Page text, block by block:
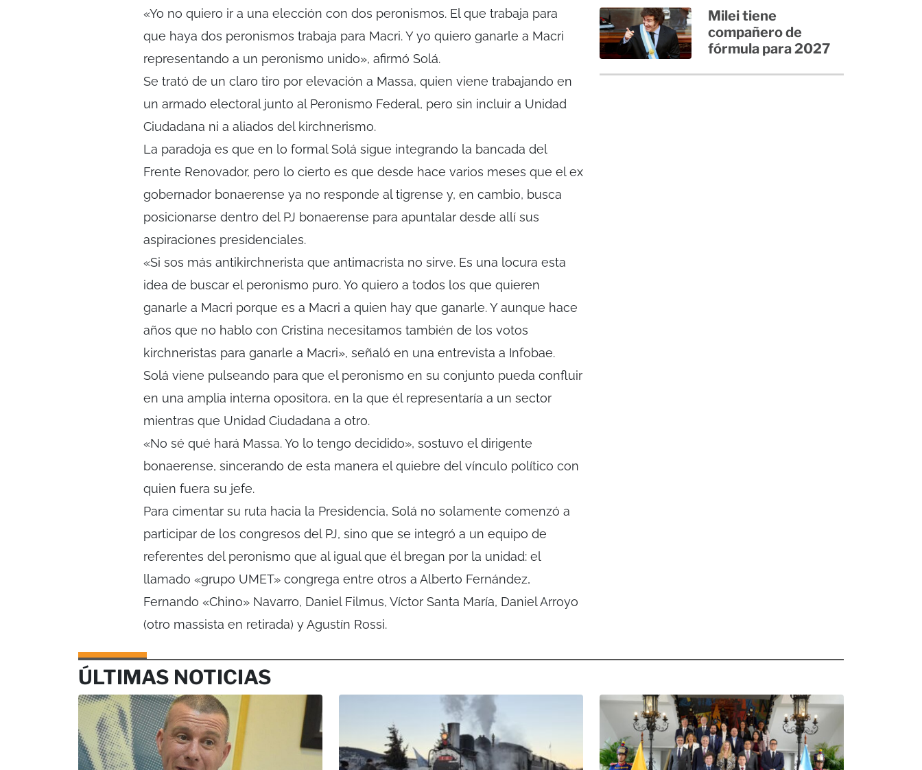
«Yo no quiero ir a una elección con dos peronismos. El que trabaja para
que haya dos peronismos trabaja para Macri. Y yo quiero ganarle a Macri
representando a un peronismo unido», afirmó Solá.
Se trató de un claro tiro por elevación a Massa, quien viene trabajando en
un armado electoral junto al Peronismo Federal, pero sin incluir a Unidad
Ciudadana ni a aliados del kirchnerismo.
La paradoja es que en lo formal Solá sigue integrando la bancada del
Frente Renovador, pero lo cierto es que desde hace varios meses que el ex
gobernador bonaerense ya no responde al tigrense y, en cambio, busca
posicionarse dentro del PJ bonaerense para apuntalar desde allí sus
aspiraciones presidenciales.
«Si sos más antikirchnerista que antimacrista no sirve. Es una locura esta
idea de buscar el peronismo puro. Yo quiero a todos los que quieren
ganarle a Macri porque es a Macri a quien hay que ganarle. Y aunque hace
años que no hablo con Cristina necesitamos también de los votos
kirchneristas para ganarle a Macri», señaló en una entrevista a Infobae.
Solá viene pulseando para que el peronismo en su conjunto pueda confluir
en una amplia interna opositora, en la que él representaría a un sector
mientras que Unidad Ciudadana a otro.
«No sé qué hará Massa. Yo lo tengo decidido», sostuvo el dirigente
bonaerense, sincerando de esta manera el quiebre del vínculo político con
quien fuera su jefe.
Para cimentar su ruta hacia la Presidencia, Solá no solamente comenzó a
participar de los congresos del PJ, sino que se integró a un equipo de
referentes del peronismo que al igual que él bregan por la unidad: el
llamado «grupo UMET» congrega entre otros a Alberto Fernández,
Fernando «Chino» Navarro, Daniel Filmus, Víctor Santa María, Daniel Arroyo
(otro massista en retirada) y Agustín Rossi.
Milei tiene
compañero de
fórmula para 2027
ÚLTIMAS NOTICIAS